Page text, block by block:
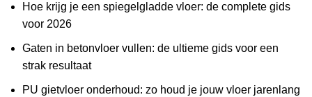
Hoe krijg je een spiegelgladde vloer: de complete gids
voor 2026
Gaten in betonvloer vullen: de ultieme gids voor een
strak resultaat
PU gietvloer onderhoud: zo houd je jouw vloer jarenlang